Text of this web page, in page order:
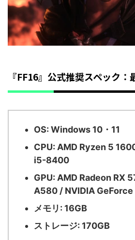
『FF16』公式推奨スペック：
OS: Windows 10・11
CPU: AMD Ryzen 5
i5-8400
GPU: AMD Radeon RX
A580 / NVIDIA GeForce
メモリ: 16GB
ストレージ: 170GB